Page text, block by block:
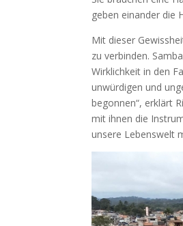
geben einander die
Mit dieser
zu verbinden.
Wirklichkeit in den
unwürdigen und
begonnen“, erklärt
mit ihnen die
unsere Lebenswelt